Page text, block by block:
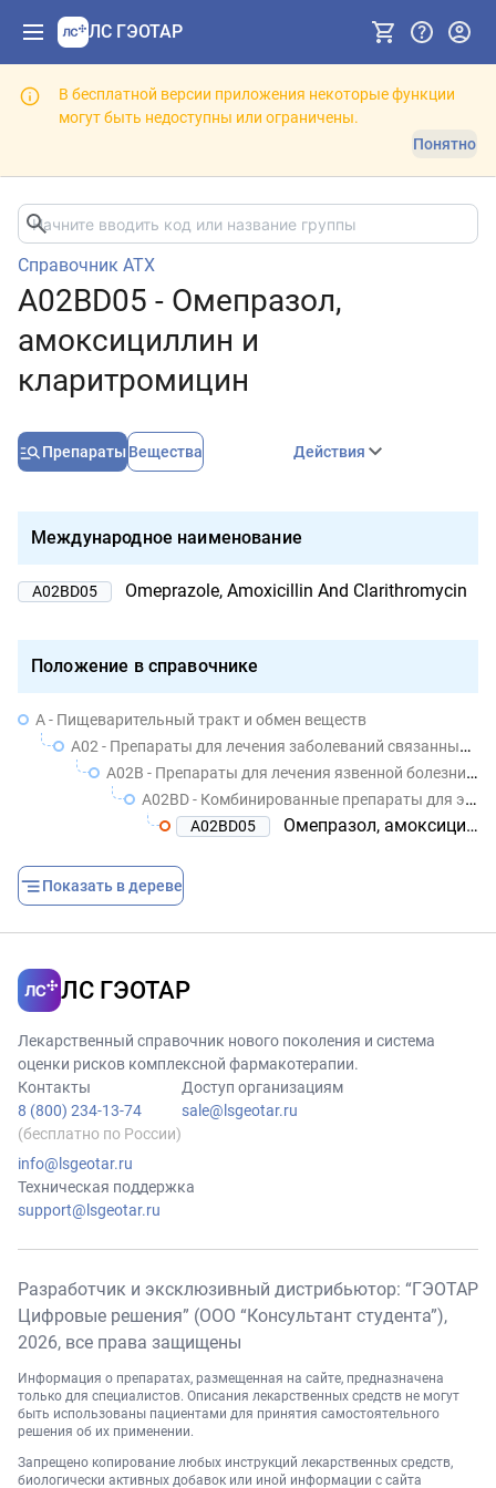
ЛС ГЭОТАР
В бесплатной версии приложения некоторые функции
могут быть недоступны или ограничены.
Понятно
Справочник АТХ
A02BD05 - Омепразол,
амоксициллин и
кларитромицин
Препараты Вещества Действия
Международное наименование
A02BD05 Omeprazole, Amoxicillin And Clarithromycin
Положение в справочнике
A - Пищеварительный тракт и обмен веществ
A02 - Препараты для лечения заболеваний связанных с нарушением кислотности
A02B - Препараты для лечения язвенной болезни желудка и двенадцатиперстной кишки и гастроэзофагеальной рефлюксной болезни (ГЭРБ)
A02BD - Комбинированные препараты для эрадикации helicobacter pylori
A02BD05
Омепразол, амоксициллин и кларитромицин
Показать в дереве
ЛС ГЭОТАР
Лекарственный справочник нового поколения и система
оценки рисков комплексной фармакотерапии.
Контакты
8 (800) 234-13-74
(бесплатно по России)
info@lsgeotar.ru
Доступ организациям
sale@lsgeotar.ru
Техническая поддержка
support@lsgeotar.ru
Разработчик и эксклюзивный дистрибьютор: “ГЭОТАР
Цифровые решения” (ООО “Консультант студента”),
2026, все права защищены
Информация о препаратах, размещенная на сайте, предназначена
только для специалистов. Описания лекарственных средств не могут
быть использованы пациентами для принятия самостоятельного
решения об их применении.
Запрещено копирование любых инструкций лекарственных средств,
биологически активных добавок или иной информации с сайта